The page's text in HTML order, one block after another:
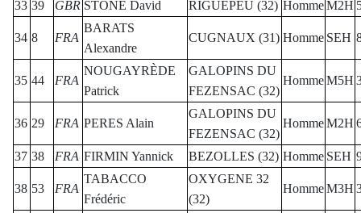
33 39 GBR STONE David RIGUEPEU (32) HommeM2H
34 8 FRA
BARATS
Alexandre
CUGNAUX (31) Homme SEH
35 44 FRA
NOUGAYRÈDE
Patrick
GALOPINS DU
FEZENSAC (32)
HommeM5H
36 29 FRA PERES Alain
GALOPINS DU
FEZENSAC (32)
HommeM2H
37 38 FRA FIRMIN Yannick BEZOLLES (32) Homme SEH
38 53 FRA
TABACCO
Frédéric
OXYGENE 32
(32)
HommeM3H